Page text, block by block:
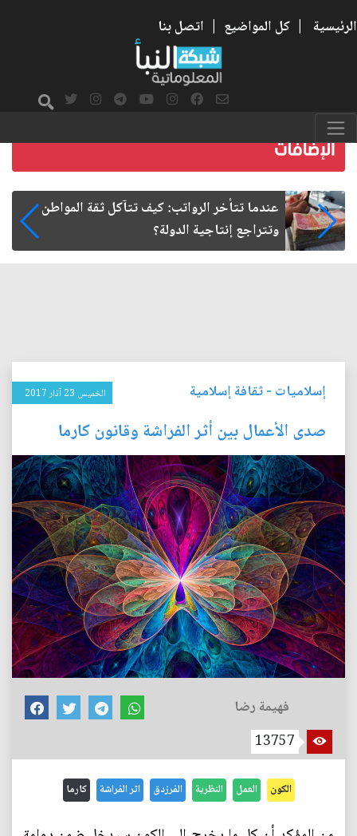
الرئيسية | كل المواضيع | اتصل بنا
صمت الطريق بعد الأربعين
إسلاميات -ثقافة إسلامية الخميس 23 آذار 2017
صدى الأعمال بين أثر الفراشة وقانون كارما
فهيمة رضا
13757
الكون العمل النظرية الفرزدق اثر الفراشة كارما